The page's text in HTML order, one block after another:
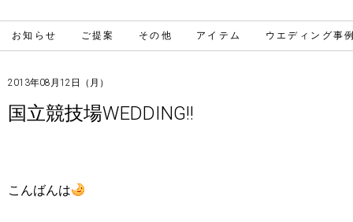
お知らせ ご提案 その他 アイテム ウエディング事
2013年08月12日（月）
国立競技場WEDDING!!
こんばんは